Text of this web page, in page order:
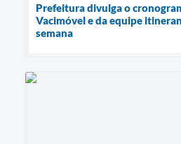
Prefeitura divulga o
Vacimóvel e da equipe
semana